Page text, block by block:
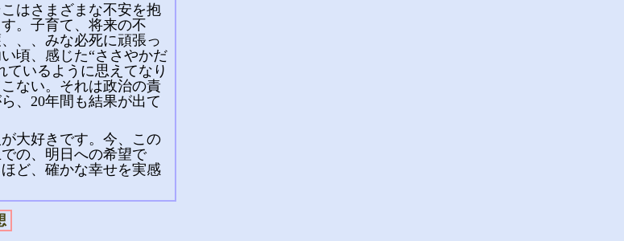
はさまざまな不安を抱
。子育て、将来の不
、、みな必死に頑張っ
頃、感じた“ささやかだ
ているように思えてなり
ない。それは政治の責
、20年間も結果が出て
大好きです。今、この
の、明日への希望で
ど、確かな幸せを実感